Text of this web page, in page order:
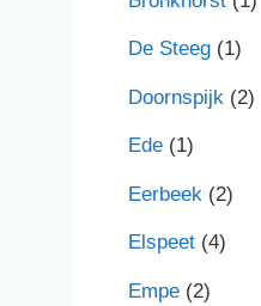
De Steeg (1)
Doornspijk (2)
Ede (1)
Eerbeek (2)
Elspeet (4)
Empe (2)